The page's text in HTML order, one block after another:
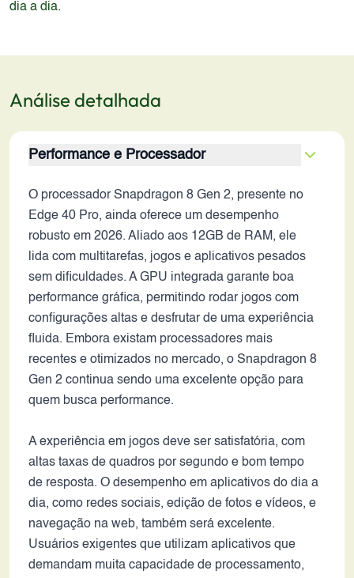
dia a dia.
Análise detalhada
Performance e Processador
O processador Snapdragon 8 Gen 2, presente no
Edge 40 Pro, ainda oferece um desempenho
robusto em 2026. Aliado aos 12GB de RAM, ele
lida com multitarefas, jogos e aplicativos pesados
sem dificuldades. A GPU integrada garante boa
performance gráfica, permitindo rodar jogos com
configurações altas e desfrutar de uma experiência
fluida. Embora existam processadores mais
recentes e otimizados no mercado, o Snapdragon 8
Gen 2 continua sendo uma excelente opção para
quem busca performance.
A experiência em jogos deve ser satisfatória, com
altas taxas de quadros por segundo e bom tempo
de resposta. O desempenho em aplicativos do dia a
dia, como redes sociais, edição de fotos e vídeos, e
navegação na web, também será excelente.
Usuários exigentes que utilizam aplicativos que
demandam muita capacidade de processamento,